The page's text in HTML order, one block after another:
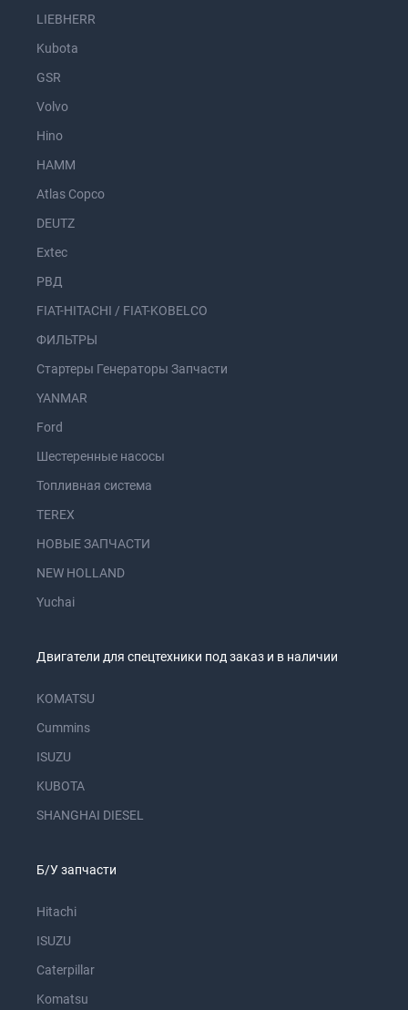
LIEBHERR
Kubota
GSR
Volvo
Hino
HAMM
Atlas Copco
DEUTZ
Extec
РВД
FIAT-HITACHI / FIAT-KOBELCO
ФИЛЬТРЫ
Стартеры Генераторы Запчасти
YANMAR
Ford
Шестеренные насосы
Топливная система
TEREX
НОВЫЕ ЗАПЧАСТИ
NEW HOLLAND
Yuchai
Двигатели для спецтехники под заказ и в наличии
KOMATSU
Cummins
ISUZU
KUBOTA
SHANGHAI DIESEL
Б/У запчасти
Hitachi
ISUZU
Caterpillar
Komatsu